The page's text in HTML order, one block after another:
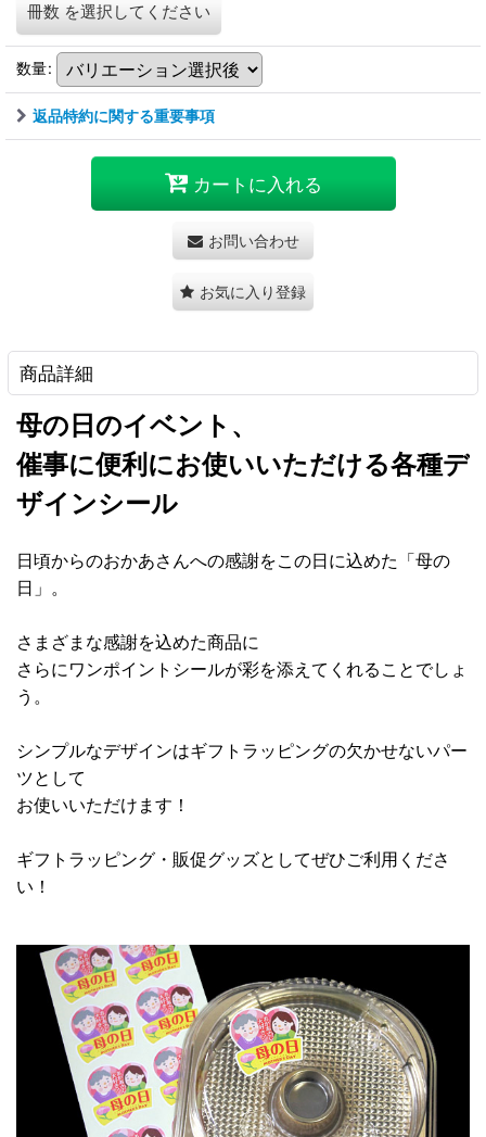
冊数 を選択してください
数量:
返品特約に関する重要事項
カートに入れる
お問い合わせ
お気に入り登録
商品詳細
母の日のイベント、
催事に便利にお使いいただける各種デ
ザインシール
日頃からのおかあさんへの感謝をこの日に込めた「母の
日」。
さまざまな感謝を込めた商品に
さらにワンポイントシールが彩を添えてくれることでしょ
う。
シンプルなデザインはギフトラッピングの欠かせないパー
ツとして
お使いいただけます！
ギフトラッピング・販促グッズとしてぜひご利用くださ
い！